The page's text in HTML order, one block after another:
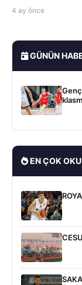
4 ay önce
GÜNÜN
EN ÇOK